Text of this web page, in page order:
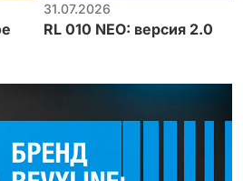
31.07.2026
RL 010 NEO: версия 2.0